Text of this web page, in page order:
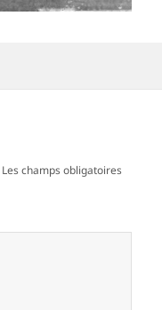
Les champs obligatoires